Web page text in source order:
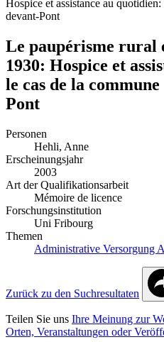
Hospice et assistance au
devant-Pont
Le paupérisme rural
1930: Hospice et
le cas de la
Pont
Personen
Hehli, Anne
Erscheinungsjahr
2003
Art der Qualifikationsarbeit
Mémoire de licence
Forschungsinstitution
Uni Fribourg
Themen
Administrative Versorgung
Zurück zu den Suchresultaten
Teilen Sie uns Ihre Meinung zur
Orten, Veranstaltungen oder